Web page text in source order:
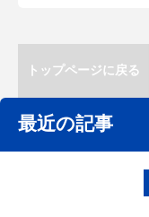
トップページに戻る
最近の記事